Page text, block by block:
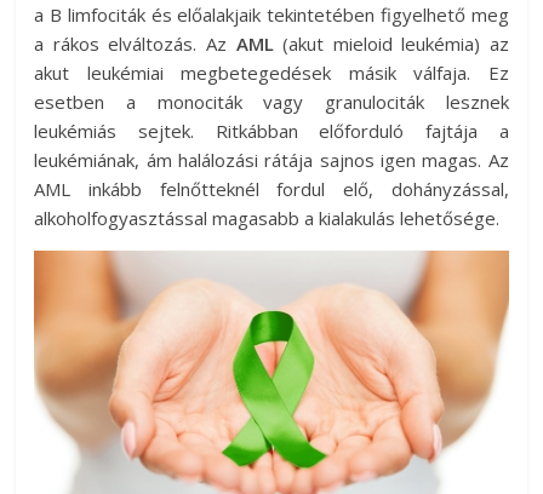
a B limfociták és előalakjaik tekintetében figyelhető meg
a rákos elváltozás. Az AML(akut mieloid leukémia) az
akut leukémiai megbetegedések másik válfaja. Ez
esetben a monociták vagy granulociták lesznek
leukémiás sejtek. Ritkábban előforduló fajtája a
leukémiának, ám halálozási rátája sajnos igen magas. Az
AML inkább felnőtteknél fordul elő, dohányzással,
alkoholfogyasztással magasabb a kialakulás lehetősége.